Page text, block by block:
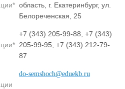
область, г. Екатеринбург, ул.
Белореченская, 25
+7 (343) 205-99-88, +7 (343)
205-99-95, +7 (343) 212-79-
87
do-semshoch@eduekb.ru